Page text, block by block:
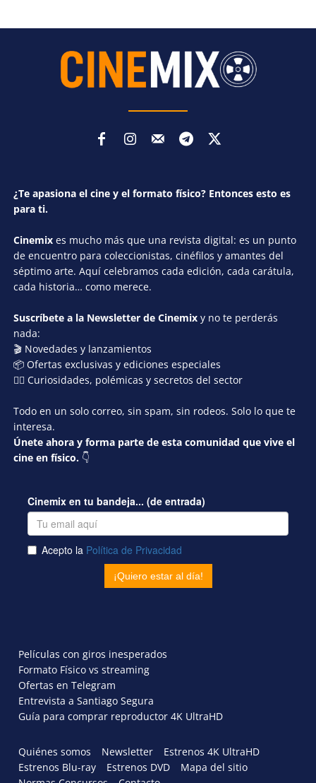
¿Te apasiona el cine y el formato físico? Entonces esto es
para ti.
Cinemix es mucho más que una revista digital: es un punto
de encuentro para coleccionistas, cinéfilos y amantes del
séptimo arte. Aquí celebramos cada edición, cada carátula,
cada historia… como merece.
Suscríbete a la Newsletter de Cinemix y no te perderás
nada:
🎬 Novedades y lanzamientos
📦 Ofertas exclusivas y ediciones especiales
🕵️‍♂️ Curiosidades, polémicas y secretos del sector
Todo en un solo correo, sin spam, sin rodeos. Solo lo que te
interesa.
Únete ahora y forma parte de esta comunidad que vive el
cine en físico. 👇
Películas con giros inesperados
Formato Físico vs streaming
Ofertas en Telegram
Entrevista a Santiago Segura
Guía para comprar reproductor 4K UltraHD
Quiénes somos Newsletter
Estrenos 4K UltraHD
Estrenos Blu-ray
Estrenos DVD
Mapa del sitio